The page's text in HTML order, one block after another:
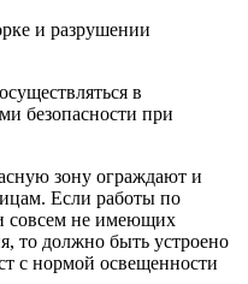
и разрушении
в
безопасности при
зону ограждают и
Если работы по
совсем не имеющих
то должно быть устроено
с нормой освещенности